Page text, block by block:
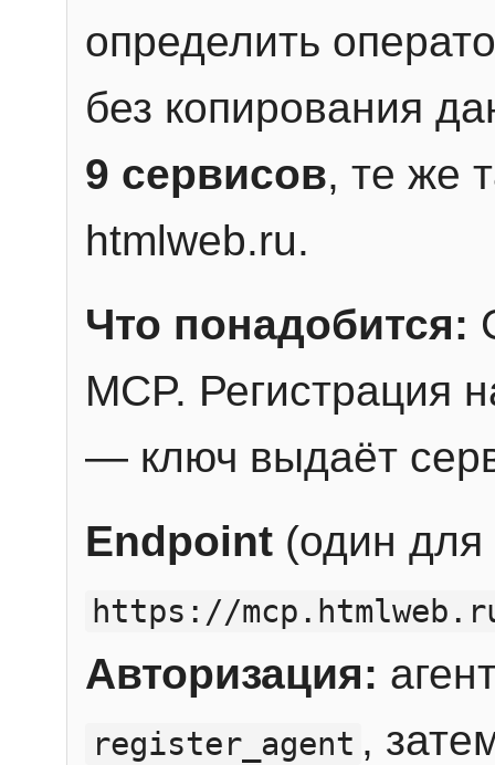
определить
без копирования
9 сервисов, те же
htmlweb.ru.
Что понадобится:
MCP. Регистрация
— ключ выдаёт
Endpoint (один для
https://
Авторизация:
register_agent ,